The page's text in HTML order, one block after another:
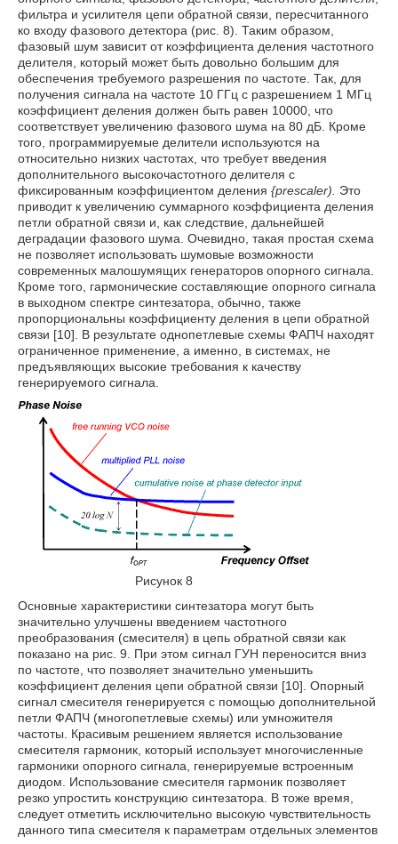
фильтра и усилителя цепи обратной связи, пересчитанного
ко входу фазового детектора (рис. 8). Таким образом,
фазовый шум зависит от коэффициента деления частотного
делителя, который может быть довольно большим для
обеспечения требуемого разрешения по частоте. Так, для
получения сигнала на частоте 10 ГГц с разрешением 1 МГц
коэффициент деления должен быть равен 10000, что
соответствует увеличению фазового шума на 80 дБ. Кроме
того, программируемые делители используются на
относительно низких частотах, что требует введения
дополнительного высокочастотного делителя с
фиксированным коэффициентом деления {prescaler). Это
приводит к увеличению суммарного коэффициента деления
петли обратной связи и, как следствие, дальнейшей
деградации фазового шума. Очевидно, такая простая схема
не позволяет использовать шумовые возможности
современных малошумящих генераторов опорного сигнала.
Кроме того, гармонические составляющие опорного сигнала
в выходном спектре синтезатора, обычно, также
пропорциональны коэффициенту деления в цепи обратной
связи [10]. В результате однопетлевые схемы ФАПЧ находят
ограниченное применение, а именно, в системах, не
предъявляющих высокие требования к качеству
генерируемого сигнала.
Рисунок 8
Основные характеристики синтезатора могут быть
значительно улучшены введением частотного
преобразования (смесителя) в цепь обратной связи как
показано на рис. 9. При этом сигнал ГУН переносится вниз
по частоте, что позволяет значительно уменьшить
коэффициент деления цепи обратной связи [10]. Опорный
сигнал смесителя генерируется с помощью дополнительной
петли ФАПЧ (многопетлевые схемы) или умножителя
частоты. Красивым решением является использование
смесителя гармоник, который использует многочисленные
гармоники опорного сигнала, генерируемые встроенным
диодом. Использование смесителя гармоник позволяет
резко упростить конструкцию синтезатора. В тоже время,
следует отметить исключительно высокую чувствительность
данного типа смесителя к параметрам отдельных элементов